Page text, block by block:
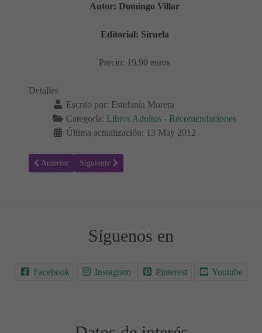
Autor: Domingo Villar
Editorial: Siruela
Precio: 19,90 euros
Detalles
Escrito por: Estefanía Morera
Categoría: Libros Adultos - Recomendaciones
Última actualización: 13 May 2012
Artículo anterior: El Libro de los Viajes Equivocados
Anterior Artículo siguiente: Viaje al Optimismo
Siguiente
Síguenos en
Facebook Instagram Pinterest Youtube